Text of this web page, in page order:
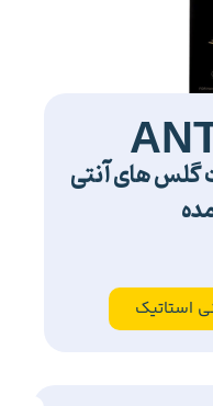
های آنتی
استاتیک